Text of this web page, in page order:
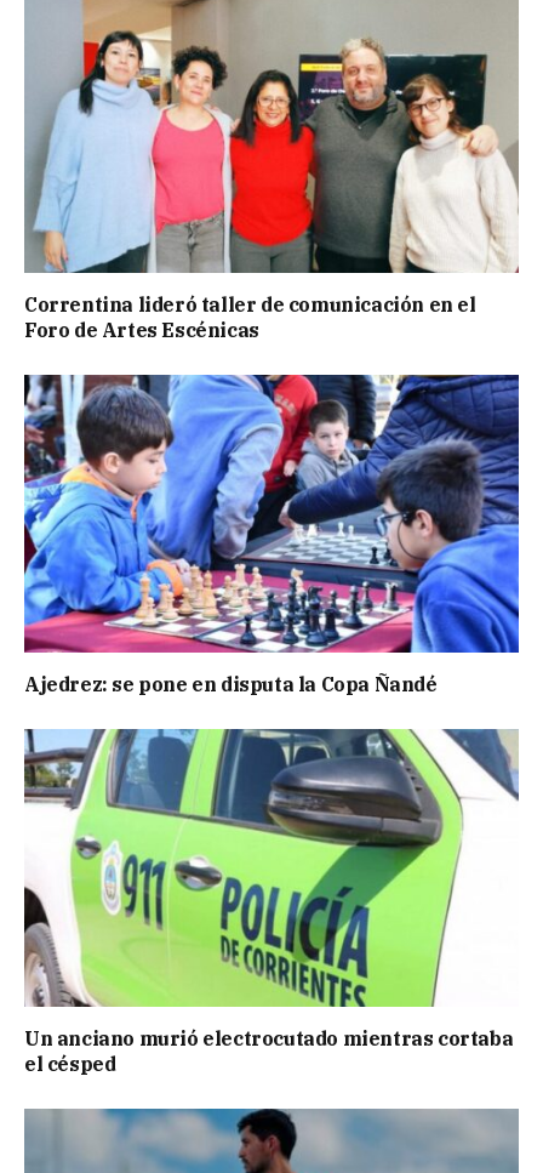
Correntina lideró taller de comunicación en el
Foro de Artes Escénicas
Ajedrez: se pone en disputa la Copa Ñandé
Un anciano murió electrocutado mientras cortaba
el césped